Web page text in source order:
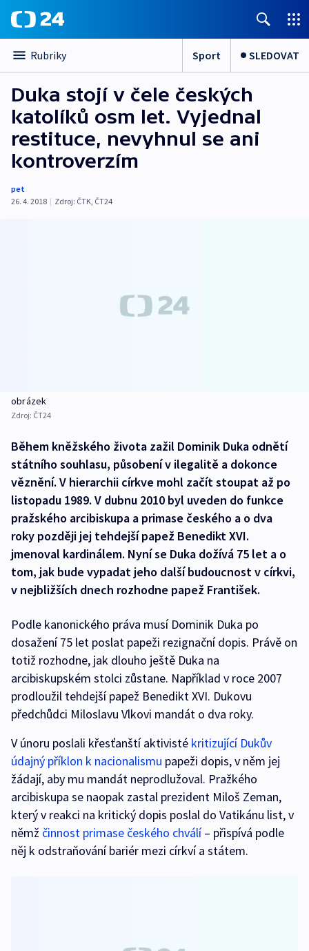
Rubriky Sport SLEDOVAT
Duka stojí v čele českých
katolíků osm let. Vyjednal
restituce, nevyhnul se ani
kontroverzím
pet
26. 4. 2018 | Zdroj: ČTK, ČT24
obrázek
Zdroj: ČT24
Během kněžského života zažil Dominik Duka odnětí
státního souhlasu, působení v ilegalitě a dokonce
věznění. V hierarchii církve mohl začít stoupat až po
listopadu 1989. V dubnu 2010 byl uveden do funkce
pražského arcibiskupa a primase českého a o dva
roky později jej tehdejší papež Benedikt XVI.
jmenoval kardinálem. Nyní se Duka dožívá 75 let a o
tom, jak bude vypadat jeho další budoucnost v církvi,
v nejbližších dnech rozhodne papež František.
Podle kanonického práva musí Dominik Duka po
dosažení 75 let poslat papeži rezignační dopis. Právě on
totiž rozhodne, jak dlouho ještě Duka na
arcibiskupském stolci zůstane. Například v roce 2007
prodloužil tehdejší papež Benedikt XVI. Dukovu
předchůdci Miloslavu Vlkovi mandát o dva roky.
V únoru poslali křesťanští aktivisté kritizující Dukův
údajný příklon k nacionalismu papeži dopis, v něm jej
žádají, aby mu mandát neprodlužoval. Pražkého
arcibiskupa se naopak zastal prezident Miloš Zeman,
který v reakci na kritický dopis poslal do Vatikánu list, v
němž činnost primase českého chválí– přispívá podle
něj k odstraňování bariér mezi církví a státem.